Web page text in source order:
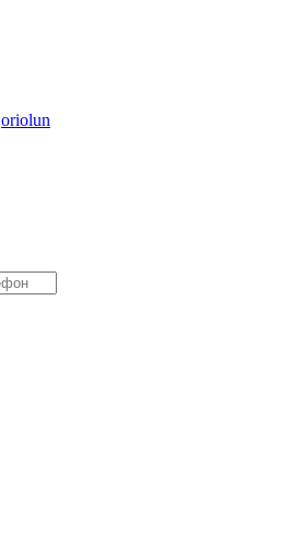
oriolun